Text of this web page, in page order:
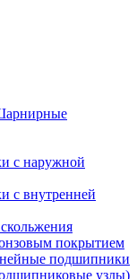
с наружной
с внутренней
покрытием
подшипники